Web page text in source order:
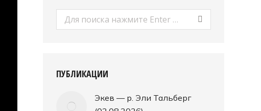
Поиск:
ПУБЛИКАЦИИ
Экев — р. Эли Тальберг